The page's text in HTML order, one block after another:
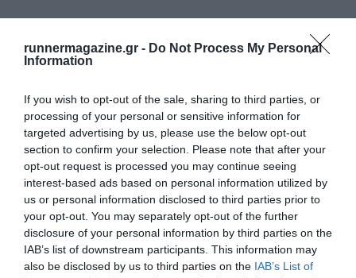
runnermagazine.gr - Do Not Process My Personal
Information
If you wish to opt-out of the sale, sharing to third parties, or
processing of your personal or sensitive information for
targeted advertising by us, please use the below opt-out
section to confirm your selection. Please note that after your
opt-out request is processed you may continue seeing
interest-based ads based on personal information utilized by
us or personal information disclosed to third parties prior to
your opt-out. You may separately opt-out of the further
disclosure of your personal information by third parties on the
IAB’s list of downstream participants. This information may
also be disclosed by us to third parties on the IAB’s List of